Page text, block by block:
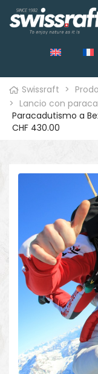
Swissraft >
> Lancio con
Paracadutismo a
CHF 430.00